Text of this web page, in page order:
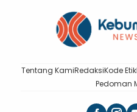
Tentang KamiRedaksiKode Etik
Pedoman